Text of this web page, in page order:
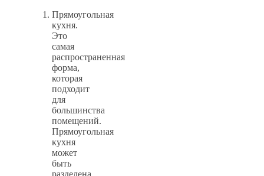
Прямоугольная
кухня.
Это
самая
распространенная
форма,
которая
подходит
для
большинства
помещений.
Прямоугольная
кухня
может
быть
разделена